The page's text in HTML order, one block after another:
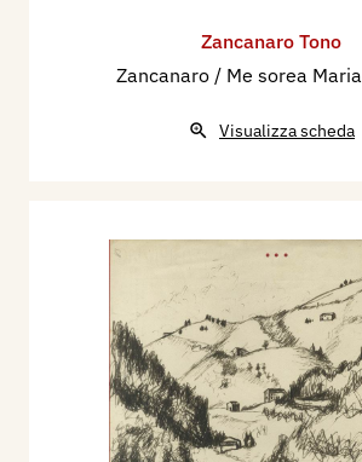
Zancanaro Tono
Zancanaro / Me sorea Maria
Visualizza scheda